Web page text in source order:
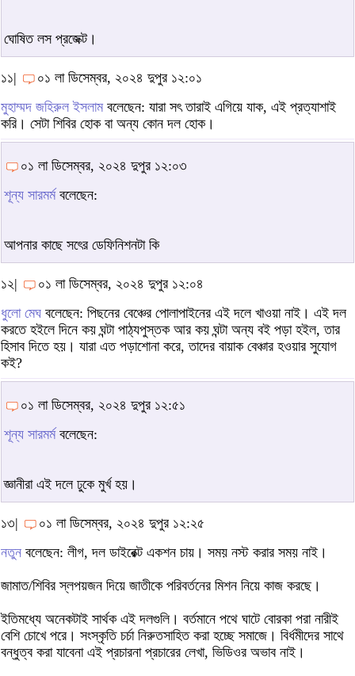
ঘোষিত লস প্রজেক্ট।
১১|
০১ লা ডিসেম্বর, ২০২৪ দুপুর ১২:০১
মুহাম্মদ জহিরুল ইসলামবলেছেন: যারা সৎ তারাই এগিয়ে যাক, এই প্রত্যাশাই
করি। সেটা শিবির হোক বা অন্য কোন দল হোক।
০১ লা ডিসেম্বর, ২০২৪ দুপুর ১২:০৩
শূন্য সারমর্মবলেছেন:
আপনার কাছে সৎের ডেফিনিশনটা কি
১২|
০১ লা ডিসেম্বর, ২০২৪ দুপুর ১২:০৪
ধুলো মেঘ বলেছেন: পিছনের বেঞ্চের পোলাপাইনের এই দলে খাওয়া নাই। এই দল
করতে হইলে দিনে কয় ঘন্টা পাঠ্যপুস্তক আর কয় ঘন্টা অন্য বই পড়া হইল, তার
হিসাব দিতে হয়। যারা এত পড়াশোনা করে, তাদের বায়াক বেঞ্চার হওয়ার সুযোগ
কই?
০১ লা ডিসেম্বর, ২০২৪ দুপুর ১২:৫১
শূন্য সারমর্মবলেছেন:
জ্ঞানীরা এই দলে ঢুকে মুর্খ হয়।
১৩|
০১ লা ডিসেম্বর, ২০২৪ দুপুর ১২:২৫
নতুন বলেছেন: লীগ, দল ডাইরেক্ট একশন চায়। সময় নস্ট করার সময় নাই।
জামাত/শিবির স্লপয়জন দিয়ে জাতীকে পরিবর্তনের মিশন নিয়ে কাজ করছে।
ইতিমধ্যে অনেকটাই সার্থক এই দলগুলি। বর্তমানে পথে ঘাটে বোরকা পরা নারীই
বেশি চোখে পরে। সংস্কৃতি চর্চা নিরুতসাহিত করা হচ্ছে সমাজে। বির্ধমীদের সাথে
বন্ধুত্ব করা যাবেনা এই প্রচারনা প্রচারের লেখা, ভিডিওর অভাব নাই।